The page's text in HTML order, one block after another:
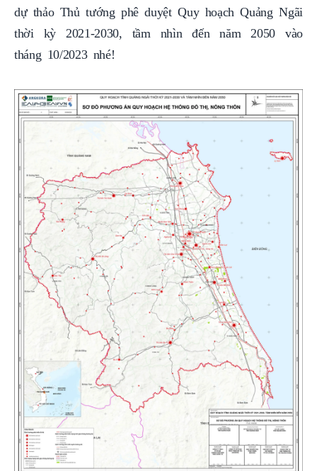
thời kỳ 2021-2030, tầm nhìn đến năm 2050 vào
tháng 10/2023 nhé!